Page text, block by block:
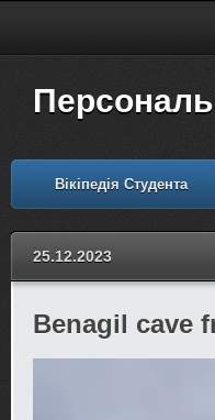
Вікіпедія Студента
25.12.2023
Benagil cave